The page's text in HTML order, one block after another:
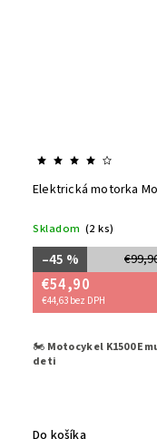
Elektrická motorka
Skladom (2 ks)
–45 %
€54,90
€44,63 bez DPH
Do košíka
🏍️ Motocykel K1500
deti